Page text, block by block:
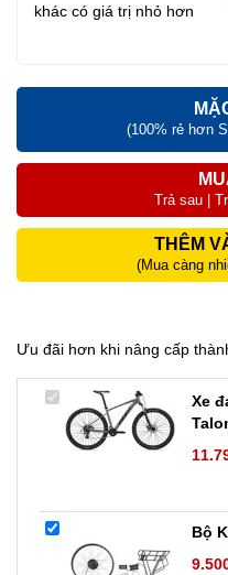
khác có giá trị nhỏ hơn
(100% rẻ hơn
Trả sau |
THÊM
(Mua càng
Ưu đãi hơn khi nâng cấp
Xe
Bộ